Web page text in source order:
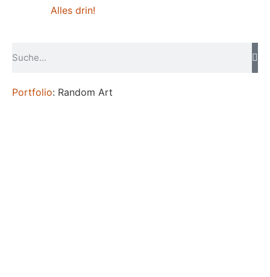
Alles drin!
Portfolio: Random Art